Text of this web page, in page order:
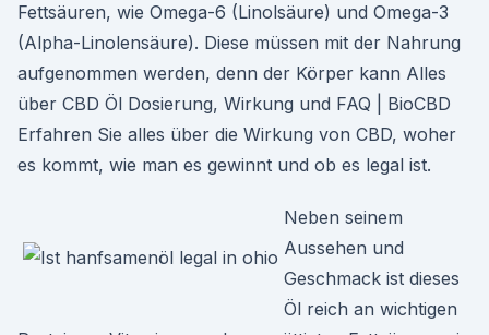
Fettsäuren, wie Omega-6 (Linolsäure) und Omega-3
(Alpha-Linolensäure). Diese müssen mit der Nahrung
aufgenommen werden, denn der Körper kann Alles
über CBD Öl Dosierung, Wirkung und FAQ | BioCBD
Erfahren Sie alles über die Wirkung von CBD, woher
es kommt, wie man es gewinnt und ob es legal ist.
Neben seinem
Aussehen und
Geschmack ist dieses
Öl reich an wichtigen